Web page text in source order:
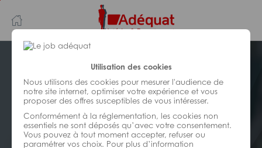
Utilisation des cookies
Nous utilisons des cookies pour mesurer l'audience de
notre site internet, optimiser votre expérience et vous
proposer des offres susceptibles de vous intéresser.
Conformément à la réglementation, les cookies non
essentiels ne sont déposés qu’avec votre consentement.
Vous pouvez à tout moment accepter, refuser ou
paramétrer vos choix. Pour plus d’information
au
contenu
principal
navigation
INDUSTRIE/FABRICATION/
TRANSFORMATION
Réf : 0GB-305484
Tuyauteur soudeur H/F